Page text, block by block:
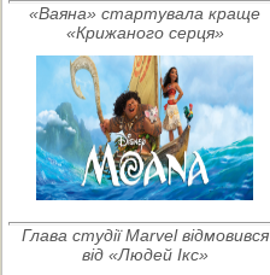
«Ваяна» стартувала краще
«Крижаного серця»
Глава студії Marvel відмовився
від «Людей Ікс»